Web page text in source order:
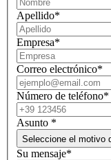
Apellido*
Empresa*
Correo electrónico*
Número de teléfono*
Asunto *
Seleccione el motivo
Su mensaje*